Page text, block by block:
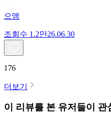
으앵
조회수 1.2만26.06.30
176
더보기
이 리뷰를 본 유저들이 관